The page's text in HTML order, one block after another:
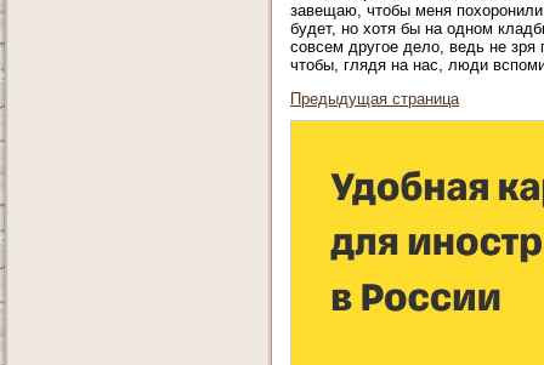
завещаю, чтобы меня
будет, но хотя бы на одном
совсем другое дело, ведь не
чтобы, глядя на нас, люди
Предыдущая страница